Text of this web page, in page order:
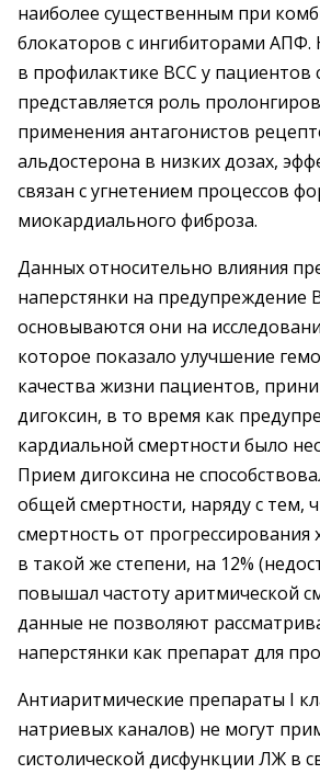
наиболее существенным при
блокаторов с ингибиторами
в профилактике ВСС у пациентов
представляется роль
применения антагонистов
альдостерона в низких дозах,
связан с угнетением процессов
миокардиального фиброза.
Данных относительно влияния
наперстянки на предупреждение
основываются они на
которое показало улучшение
качества жизни пациентов,
дигоксин, в то время как
кардиальной смертности было
Прием дигоксина не
общей смертности, наряду с тем,
смертность от прогрессирования
в такой же степени, на 12%
повышал частоту аритмической
данные не позволяют
наперстянки как препарат для
Антиаритмические препараты I
натриевых каналов) не могут
систолической дисфункции ЛЖ в